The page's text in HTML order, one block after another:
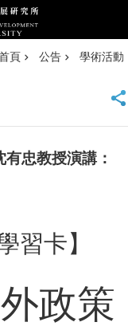
頁 公告 學術活動
忠教授演講：
習卡】
政策